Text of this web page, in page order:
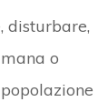
disturbare,
o